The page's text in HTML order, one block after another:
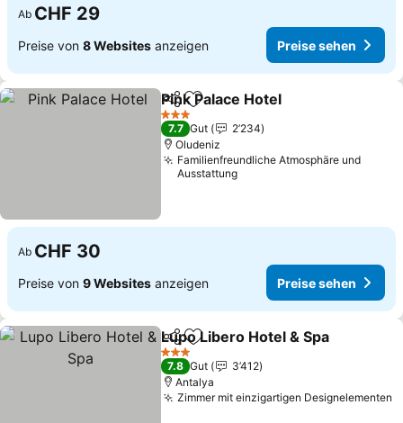
Ab CHF 29
Preise von 8 Websites anzeigen Preise sehen
TeilenZu Favoriten hinzufügen
Pink Palace Hotel
3 Sterne
7.7 Gut
2’234
Oludeniz
Familienfreundliche Atmosphäre und
Ausstattung
Ab CHF 30
Preise von 9 Websites anzeigen Preise sehen
TeilenZu Favoriten hinzufügen
Lupo Libero Hotel & Spa
3 Sterne
7.8 Gut
3’412
Antalya
Zimmer mit einzigartigen Designelementen